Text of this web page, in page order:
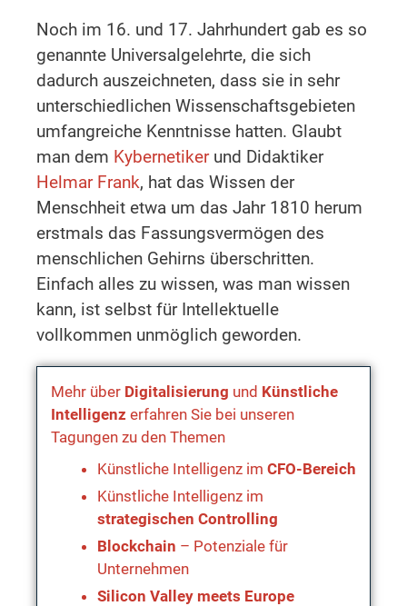
Noch im 16. und 17. Jahrhundert gab es so
genannte Universalgelehrte, die sich
dadurch auszeichneten, dass sie in sehr
unterschiedlichen Wissenschaftsgebieten
umfangreiche Kenntnisse hatten. Glaubt
man dem Kybernetikerund Didaktiker
Helmar Frank, hat das Wissen der
Menschheit etwa um das Jahr 1810 herum
erstmals das Fassungsvermögen des
menschlichen Gehirns überschritten.
Einfach alles zu wissen, was man wissen
kann, ist selbst für Intellektuelle
vollkommen unmöglich geworden.
Mehr über Digitalisierung und Künstliche
Intelligenz erfahren Sie bei unseren
Tagungen zu den Themen
Künstliche Intelligenz im CFO-Bereich
Künstliche Intelligenz im
strategischen Controlling
Blockchain – Potenziale für
Unternehmen
Silicon Valley meets Europe